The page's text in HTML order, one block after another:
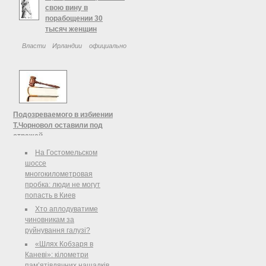
свою вину в
порабощении 30
тысяч женщин
Власти Ирландии официально
женщин, большинство из которых
были направлены на работу в
католические учреждения, в
Подозреваемого в избиении
Т.Чорновол оставили под
стражей
Апелляционный суд Киева
оставил под стражей Сергея
Котенко, подозреваемого в
причастности к избиению
журналистки и общественной
деятельницы Татьяны Чорновол.
На Гостомельском
шоссе
многокилометровая
пробка: люди не могут
попасть в Киев
Хто аплодуватиме
чиновникам за
руйнування галузі?
«Шлях Кобзаря в
Каневі»: кілометри